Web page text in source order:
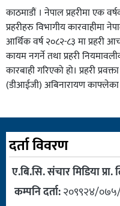
काठमाडौं । नेपाल प्रहरीमा एक
प्रहरीहरु विभागीय कारवाहीमा
आर्थिक वर्ष २०८२-८३ मा प्रहरी
कायम नगर्ने तथा प्रहरी
कारबाही गरिएको हो। प्रहरी
(डीआईजी) अबिनारायण काफ्लेका
दर्ता विवरण
ए.बि.सि. संचार मिडिया प्रा.
कम्पनि दर्ता:२०९९२४/